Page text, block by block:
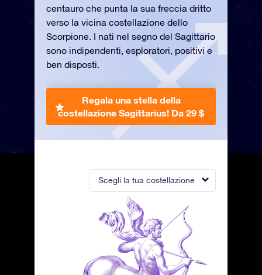
Scegli la tua costellazione
centauro che punta la sua freccia dritto
verso la vicina costellazione dello
Scorpione. I nati nel segno del Sagittario
sono indipendenti, esploratori, positivi e
ben disposti.
Regala una stella della
costellazione Sagittarius! Da 29 $